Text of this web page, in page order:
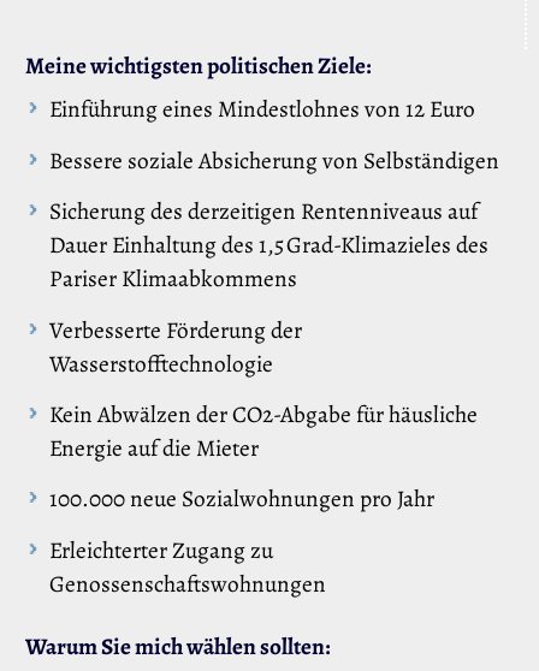
Meine wichtigsten politischen Ziele:
Einführung eines Mindestlohnes von 12 Euro
Bessere soziale Absicherung von Selbständigen
Sicherung des derzeitigen Rentenniveaus auf
Dauer Einhaltung des 1,5 Grad-Klimazieles des
Pariser Klimaabkommens
Verbesserte Förderung der
Wasserstofftechnologie
Kein Abwälzen der CO2-Abgabe für häusliche
Energie auf die Mieter
100.000 neue Sozialwohnungen pro Jahr
Erleichterter Zugang zu
Genossenschaftswohnungen
Warum Sie mich wählen sollten: